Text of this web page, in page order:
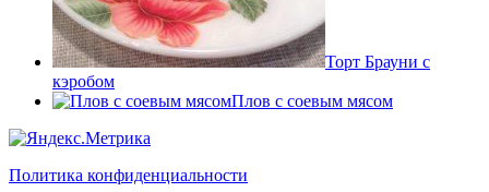
Торт Брауни с
кэробом
Плов с соевым мясом
Политика конфиденциальности